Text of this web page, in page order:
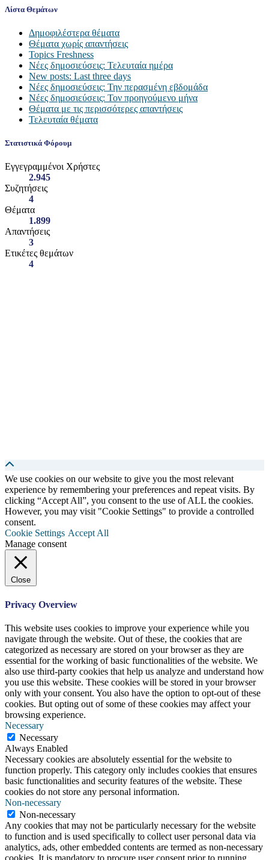
Λίστα Θεμάτων
Δημοφιλέστερα θέματα
Θέματα χωρίς απαντήσεις
Topics Freshness
Νέες δημοσιεύσεις: Τελευταία ημέρα
New posts: Last three days
Νέες δημοσιεύσεις: Την περασμένη εβδομάδα
Νέες δημοσιεύσεις: Τον προηγούμενο μήνα
Θέματα με τις περισσότερες απαντήσεις
Τελευταία θέματα
Στατιστικά Φόρουμ
Εγγεγραμμένοι Χρήστες
2.945
Συζητήσεις
4
Θέματα
1.899
Απαντήσεις
3
Ετικέτες θεμάτων
4
We use cookies on our website to give you the most relevant
experience by remembering your preferences and repeat visits. By
clicking “Accept All”, you consent to the use of ALL the cookies.
However, you may visit "Cookie Settings" to provide a controlled
consent.
Cookie Settings Accept All
Manage consent
Close
Privacy Overview
This website uses cookies to improve your experience while you
navigate through the website. Out of these, the cookies that are
categorized as necessary are stored on your browser as they are
essential for the working of basic functionalities of the website. We
also use third-party cookies that help us analyze and understand how
you use this website. These cookies will be stored in your browser
only with your consent. You also have the option to opt-out of these
cookies. But opting out of some of these cookies may affect your
browsing experience.
Necessary
Necessary
Always Enabled
Necessary cookies are absolutely essential for the website to
function properly. This category only includes cookies that ensures
basic functionalities and security features of the website. These
cookies do not store any personal information.
Non-necessary
Non-necessary
Any cookies that may not be particularly necessary for the website
to function and is used specifically to collect user personal data via
analytics, ads, other embedded contents are termed as non-necessary
cookies. It is mandatory to procure user consent prior to running